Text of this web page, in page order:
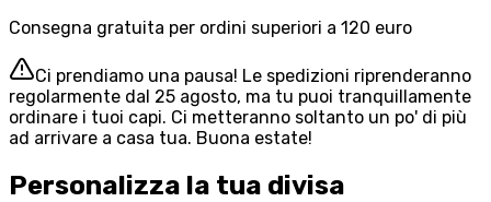
Consegna gratuita per ordini superiori a 120 euro
Ci prendiamo una pausa! Le spedizioni riprenderanno
regolarmente dal 25 agosto, ma tu puoi tranquillamente
ordinare i tuoi capi. Ci metteranno soltanto un po' di più
ad arrivare a casa tua. Buona estate!
Personalizza la tua divisa